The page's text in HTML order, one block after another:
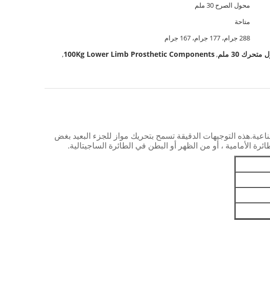
محول الصرح 30 ملم
متاحة
288 جرام، 177 جرام، 167 جرام
,
100Kg Lower Limb Prosthetic Components
,
التوجيهات الدقيقة تسمح بتحريك مواز للجزء البعيد بغض
الأمامية ، أو من الظهر أو البطن في الطائرة الساجيتالية.